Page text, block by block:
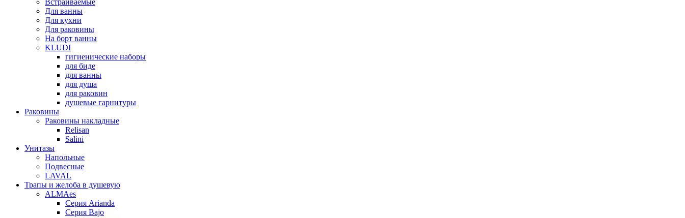
Встраиваемые
Для ванны
Для кухни
Для раковины
На борт ванны
KLUDI
гигиенические наборы
для биде
для ванны
для душа
для раковин
душевые гарнитуры
Раковины
Раковины накладные
Relisan
Salini
Унитазы
Напольные
Подвесные
LAVAL
Трапы и желоба в душевую
ALMAes
Серия Arianda
Серия Bajo